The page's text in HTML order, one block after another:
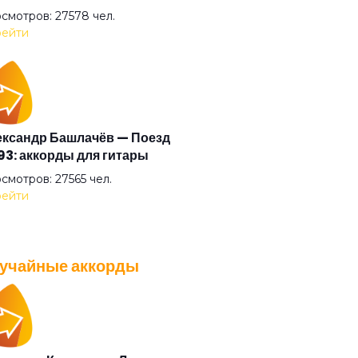
Казанского зверя
Никитин буги
27578 чел.
Башлачёв — Поезд
аккорды для гитары
27565 чел.
— Плохо танцевать: аккорды
26040 чел.
аккорды